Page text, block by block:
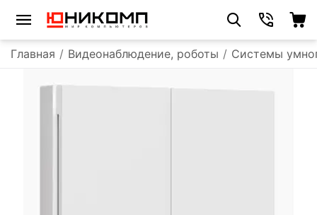
Главная / Видеонаблюдение, роботы / Системы